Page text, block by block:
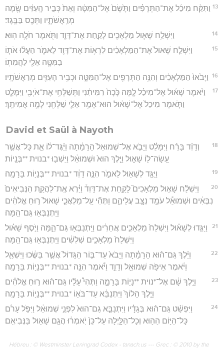
13 וַתִּקַּ֨ח מִיכַ֜ל אֶת־הַתְּרָפִ֗ים וַתָּ֙שֶׂם֙ אֶל־הַמִּטָּ֔ה וְאֵת֙ כְּבִ֣יר הָֽעִזִּ֔ים שָׂ֖מָה
מְרַֽאֲשֹׁתָ֑יו וַתְּכַ֖ס בַּבָּֽגֶד׃
14 וַיִּשְׁלַ֥ח שָׁא֛וּל מַלְאָכִ֖ים לָקַ֣חַת אֶת־דָּוִ֑ד וַתֹּ֖אמֶר חֹלֶ֥ה הֽוּא׃
15
וַיִּשְׁלַ֤ח שָׁאוּל֙ אֶת־הַמַּלְאָכִ֔ים לִרְא֥וֹת אֶת־דָּוִ֖ד לֵאמֹ֑ר הַעֲל֨וּ אֹת֧וֹ
בַמִּטָּ֛ה אֵלַ֖י לַהֲמִתֽוֹ׃
16 וַיָּבֹ֙אוּ֙ הַמַּלְאָכִ֔ים וְהִנֵּ֥ה הַתְּרָפִ֖ים אֶל־הַמִּטָּ֑ה וּכְבִ֥יר הָעִזִּ֖ים מְרַאֲשֹׁתָֽיו׃
17
וַיֹּ֨אמֶר שָׁא֜וּל אֶל־מִיכַ֗ל לָ֤מָּה כָּ֙כָה֙ רִמִּיתִ֔נִי וַתְּשַׁלְּחִ֥י אֶת־אֹיְבִ֖י וַיִּמָּלֵ֑ט
וַתֹּ֤אמֶר מִיכַל֙ אֶל־שָׁא֔וּל הוּא־אָמַ֥ר אֵלַ֛י שַׁלְּחִ֖נִי לָמָ֥ה אֲמִיתֵֽךְ׃
David et Saül à Nayoth
18
וְדָוִ֨ד בָּרַ֜ח וַיִּמָּלֵ֗ט וַיָּבֹ֤א אֶל־שְׁמוּאֵל֙ הָרָמָ֔תָה וַיַּ֨גֶּד־ל֔וֹ אֵ֛ת כָּל־אֲשֶׁ֥ר
עָֽשָׂה־ל֖וֹ שָׁא֑וּל וַיֵּ֤לֶךְ הוּא֙ וּשְׁמוּאֵ֔ל וַיֵּשְׁב֖וּ *בנוית **בְּנָֽיוֹת׃
19 וַיֻּגַּ֥ד לְשָׁא֖וּל לֵאמֹ֑ר הִנֵּ֣ה דָוִ֔ד *בנוית **בְּנָי֖וֹת בָּרָמָֽה׃
20
וַיִּשְׁלַ֨ח שָׁא֣וּל מַלְאָכִים֮ לָקַ֣חַת אֶת־דָּוִד֒ וַיַּ֗רְא אֶֽת־לַהֲקַ֤ת הַנְּבִיאִים֙
נִבְּאִ֔ים וּשְׁמוּאֵ֕ל עֹמֵ֥ד נִצָּ֖ב עֲלֵיהֶ֑ם וַתְּהִ֞י עַֽל־מַלְאֲכֵ֤י שָׁאוּל֙ ר֣וּחַ אֱלֹהִ֔ים
וַיִּֽתְנַבְּא֖וּ גַּם־הֵֽמָּה׃
21
וַיַּגִּ֣דוּ לְשָׁא֗וּל וַיִּשְׁלַח֙ מַלְאָכִ֣ים אֲחֵרִ֔ים וַיִּֽתְנַבְּא֖וּ גַּם־הֵ֑מָּה וַיֹּ֣סֶף שָׁא֗וּל
וַיִּשְׁלַח֙ מַלְאָכִ֣ים שְׁלִשִׁ֔ים וַיִּֽתְנַבְּא֖וּ גַּם־הֵֽמָּה׃
22
וַיֵּ֨לֶךְ גַּם־ה֜וּא הָרָמָ֗תָה וַיָּבֹא֙ עַד־בּ֤וֹר הַגָּדוֹל֙ אֲשֶׁ֣ר בַּשֶּׂ֔כוּ וַיִּשְׁאַ֣ל
וַיֹּ֔אמֶר אֵיפֹ֥ה שְׁמוּאֵ֖ל וְדָוִ֑ד וַיֹּ֕אמֶר הִנֵּ֖ה *בנוית **בְּנָי֥וֹת בָּרָמָֽה׃
23
וַיֵּ֣לֶךְ שָׁ֔ם אֶל־*נוית **נָי֖וֹת בָּרָמָ֑ה וַתְּהִי֩ עָלָ֨יו גַּם־ה֜וּא ר֣וּחַ אֱלֹהִ֗ים
וַיֵּ֤לֶךְ הָלוֹךְ֙ וַיִּתְנַבֵּ֔א עַד־בֹּא֖וֹ *בנוית **בְּנָי֥וֹת בָּרָמָֽה׃
24
וַיִּפְשַׁ֨ט גַּם־ה֜וּא בְּגָדָ֗יו וַיִּתְנַבֵּ֤א גַם־הוּא֙ לִפְנֵ֣י שְׁמוּאֵ֔ל וַיִּפֹּ֣ל עָרֹ֔ם
כָּל־הַיּ֥וֹם הַה֖וּא וְכָל־הַלָּ֑יְלָה עַל־כֵּן֙ יֹֽאמְר֔וּ הֲגַ֥ם שָׁא֖וּל בַּנְּבִיאִֽם׃
Hébreu : © Westminster Leningrad Codex - tanach.us --- Grec : © 2010 by the